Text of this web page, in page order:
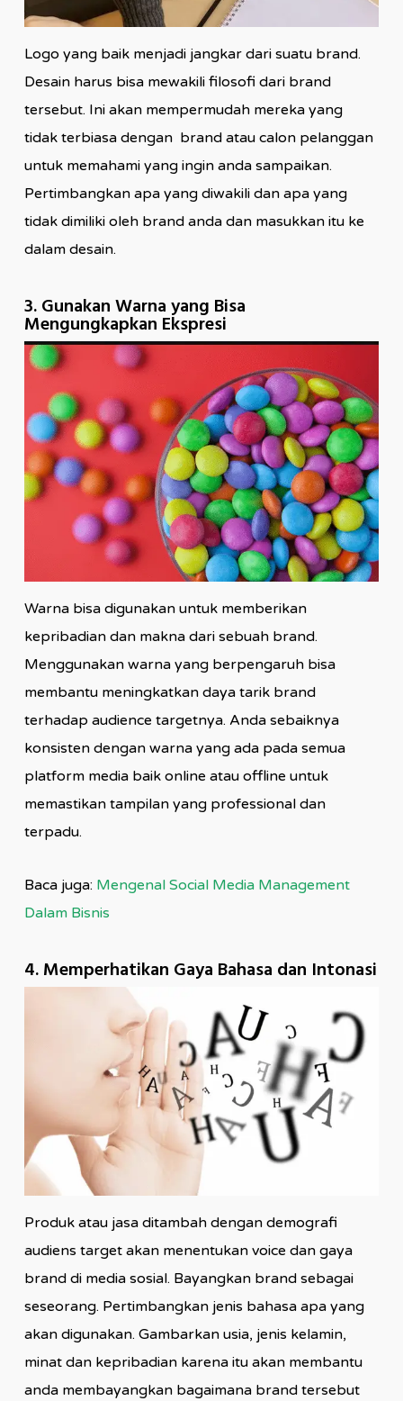
Logo yang baik menjadi jangkar dari suatu brand.
Desain harus bisa mewakili filosofi dari brand
tersebut. Ini akan mempermudah mereka yang
tidak terbiasa dengan brand atau calon pelanggan
untuk memahami yang ingin anda sampaikan.
Pertimbangkan apa yang diwakili dan apa yang
tidak dimiliki oleh brand anda dan masukkan itu ke
dalam desain.
3. Gunakan Warna yang Bisa
Mengungkapkan Ekspresi
Warna bisa digunakan untuk memberikan
kepribadian dan makna dari sebuah brand.
Menggunakan warna yang berpengaruh bisa
membantu meningkatkan daya tarik brand
terhadap audience targetnya. Anda sebaiknya
konsisten dengan warna yang ada pada semua
platform media baik online atau offline untuk
memastikan tampilan yang professional dan
terpadu.
Baca juga: Mengenal Social Media Management
Dalam Bisnis
4. Memperhatikan Gaya Bahasa dan Intonasi
Produk atau jasa ditambah dengan demografi
audiens target akan menentukan voice dan gaya
brand di media sosial. Bayangkan brand sebagai
seseorang. Pertimbangkan jenis bahasa apa yang
akan digunakan. Gambarkan usia, jenis kelamin,
minat dan kepribadian karena itu akan membantu
anda membayangkan bagaimana brand tersebut